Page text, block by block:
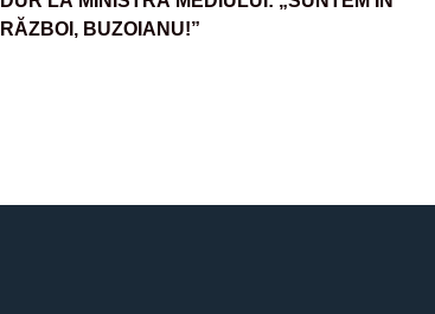
RĂZBOI, BUZOIANU!”